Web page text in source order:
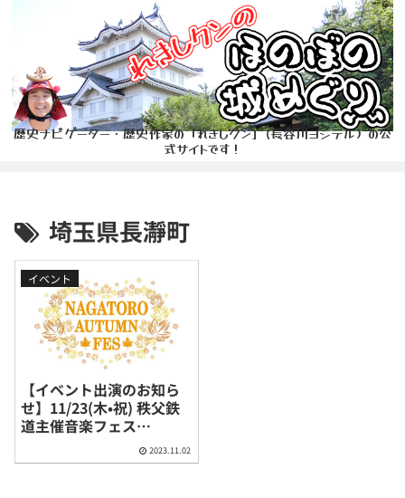
歴史ナビゲーター・歴史作家の「れきしクン」(長谷川ヨシテル）の公
式サイトです！
埼玉県長瀞町
イベント
【イベント出演のお知ら
せ】11/23(木•祝) 秩父鉄
道主催音楽フェス
『NAGATORO AUTUMN
FES』（埼玉県長瀞町）
2023.11.02